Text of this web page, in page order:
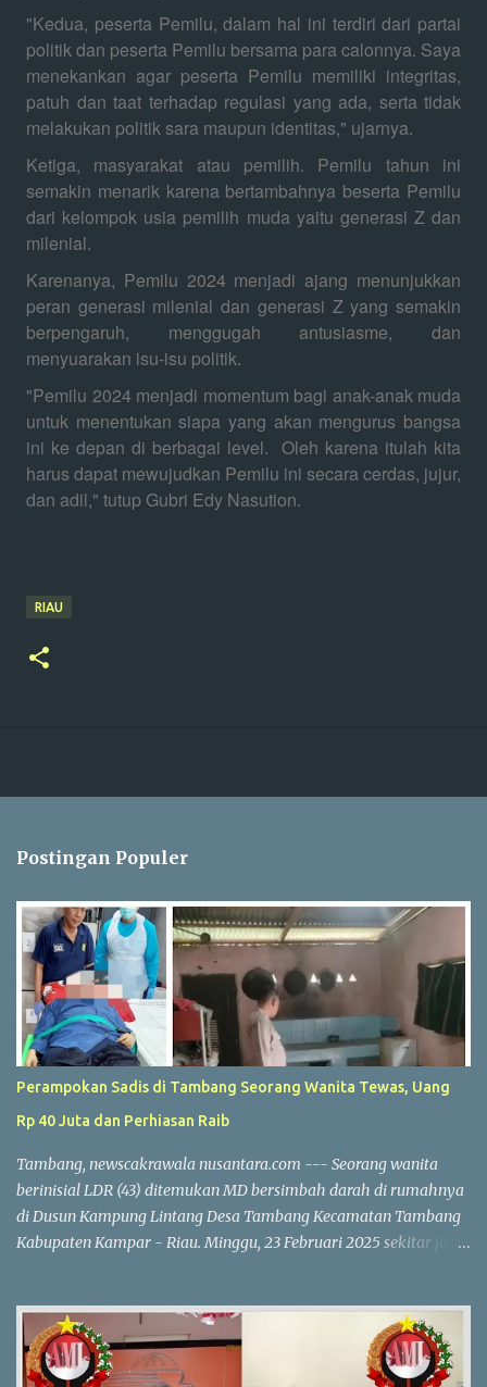
"Kedua, peserta Pemilu, dalam hal ini terdiri dari partai
politik dan peserta Pemilu bersama para calonnya. Saya
menekankan agar peserta Pemilu memiliki integritas,
patuh dan taat terhadap regulasi yang ada, serta tidak
melakukan politik sara maupun identitas," ujarnya.
Ketiga, masyarakat atau pemilih. Pemilu tahun ini
semakin menarik karena bertambahnya beserta Pemilu
dari kelompok usia pemilih muda yaitu generasi Z dan
milenial.
Karenanya, Pemilu 2024 menjadi ajang menunjukkan
peran generasi milenial dan generasi Z yang semakin
berpengaruh, menggugah antusiasme, dan
menyuarakan isu-isu politik.
"Pemilu 2024 menjadi momentum bagi anak-anak muda
untuk menentukan siapa yang akan mengurus bangsa
ini ke depan di berbagai level. Oleh karena itulah kita
harus dapat mewujudkan Pemilu ini secara cerdas, jujur,
dan adil," tutup Gubri Edy Nasution.
RIAU
Postingan Populer
Perampokan Sadis di Tambang Seorang Wanita Tewas, Uang
Rp 40 Juta dan Perhiasan Raib
Tambang, newscakrawala nusantara.com --- Seorang wanita
berinisial LDR (43) ditemukan MD bersimbah darah di rumahnya
di Dusun Kampung Lintang Desa Tambang Kecamatan Tambang
Kabupaten Kampar - Riau. Minggu, 23 Februari 2025 sekitar jam
hilang. Kapolres Kampar AKBP Ronald Sumaja mengungkapkan
bahwa korban pertama kali ditemukan oleh anaknya R (17). Saat
itu R melihat pintu belakang rumah dalam kondisi terbuka dan